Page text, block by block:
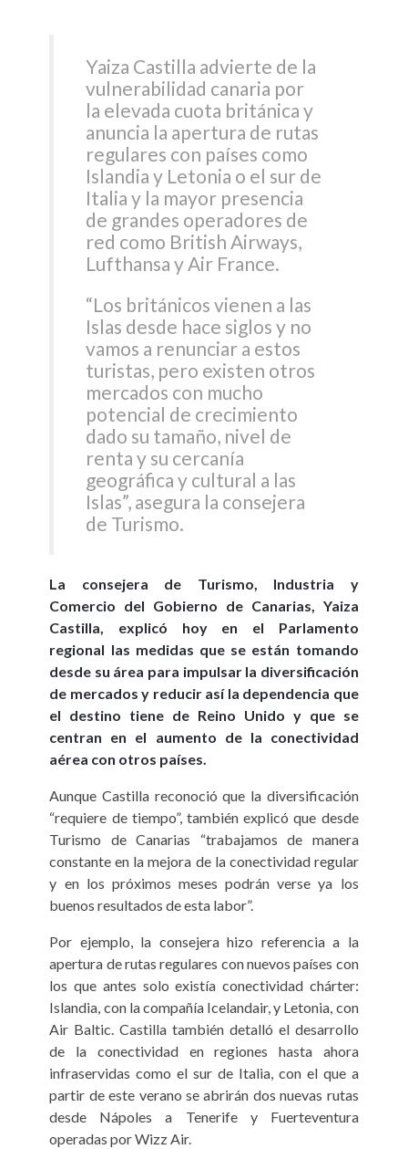
Yaiza Castilla advierte de la
vulnerabilidad canaria por
la elevada cuota británica y
anuncia la apertura de rutas
regulares con países como
Islandia y Letonia o el sur de
Italia y la mayor presencia
de grandes operadores de
red como British Airways,
Lufthansa y Air France.
“Los británicos vienen a las
Islas desde hace siglos y no
vamos a renunciar a estos
turistas, pero existen otros
mercados con mucho
potencial de crecimiento
dado su tamaño, nivel de
renta y su cercanía
geográfica y cultural a las
Islas”, asegura la consejera
de Turismo.
La consejera de Turismo, Industria y
Comercio del Gobierno de Canarias, Yaiza
Castilla, explicó hoy en el Parlamento
regional las medidas que se están tomando
desde su área para impulsar la diversificación
de mercados y reducir así la dependencia que
el destino tiene de Reino Unido y que se
centran en el aumento de la conectividad
aérea con otros países.
Aunque Castilla reconoció que la diversificación
“requiere de tiempo”, también explicó que desde
Turismo de Canarias “trabajamos de manera
constante en la mejora de la conectividad regular
y en los próximos meses podrán verse ya los
buenos resultados de esta labor”.
Por ejemplo, la consejera hizo referencia a la
apertura de rutas regulares con nuevos países con
los que antes solo existía conectividad chárter:
Islandia, con la compañía Icelandair, y Letonia, con
Air Baltic. Castilla también detalló el desarrollo
de la conectividad en regiones hasta ahora
infraservidas como el sur de Italia, con el que a
partir de este verano se abrirán dos nuevas rutas
desde Nápoles a Tenerife y Fuerteventura
operadas por Wizz Air.